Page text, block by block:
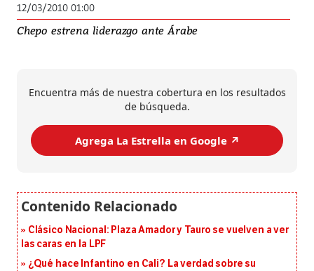
12/03/2010 01:00
Chepo estrena liderazgo ante Árabe
Encuentra más de nuestra cobertura en los resultados
de búsqueda.
Agrega La Estrella en Google ↗️
Clásico Nacional: Plaza Amador y Tauro se vuelven a ver
las caras en la LPF
¿Qué hace Infantino en Cali? La verdad sobre su